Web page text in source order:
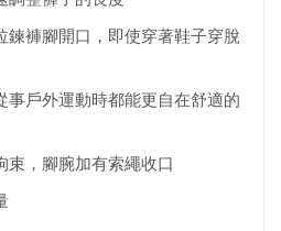
鍊褲腳開口，即使穿著鞋子穿脫
事戶外運動時都能更自在舒適的
束，腳腕加有索繩收口